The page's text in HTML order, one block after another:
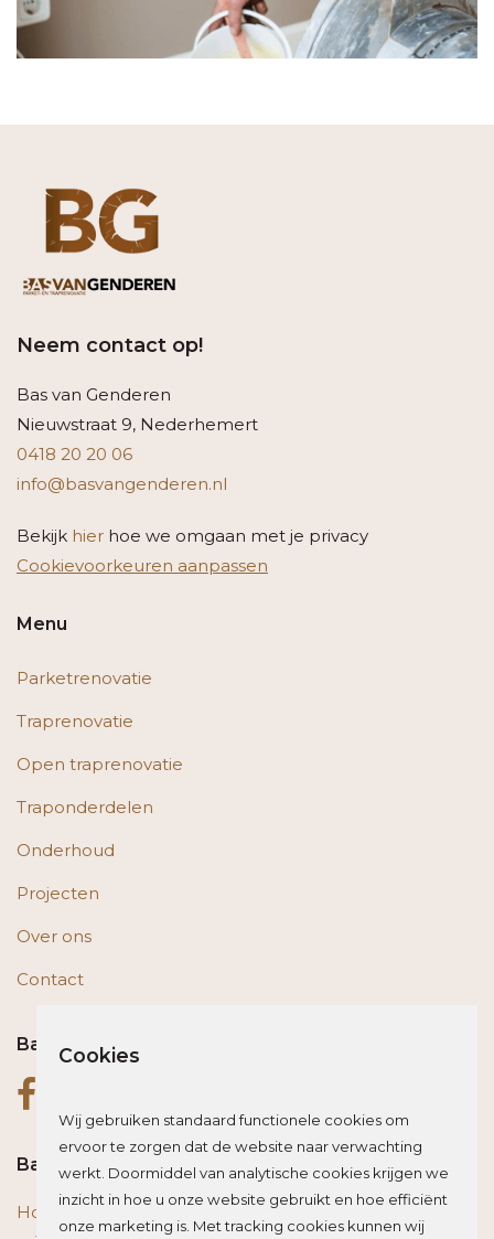
Neem contact op!
Bas van Genderen
Nieuwstraat 9, Nederhemert
0418 20 20 06
info@basvangenderen.nl
Bekijk hier hoe we omgaan met je privacy
Cookievoorkeuren aanpassen
Menu
Parketrenovatie
Traprenovatie
Open traprenovatie
Traponderdelen
Onderhoud
Projecten
Over ons
Contact
Bas op social media
Bas blogt
Houten vloer of trap renoveren? Zo beïnvloed je de
Cookies
Wij gebruiken standaard functionele cookies om
ervoor te zorgen dat de website naar verwachting
werkt. Doormiddel van analytische cookies krijgen we
inzicht in hoe u onze website gebruikt en hoe efficiënt
onze marketing is. Met tracking cookies kunnen wij